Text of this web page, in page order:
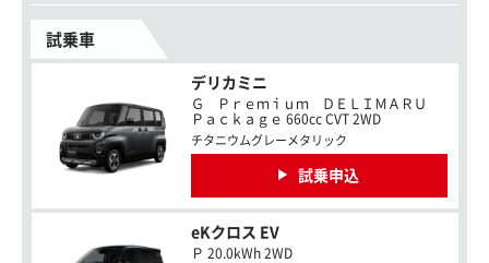
試乗車
デリカミニ
Ｇ Ｐｒｅｍｉｕｍ ＤＥＬＩＭＡＲＵ
Ｐａｃｋａｇｅ 660cc CVT 2WD
チタニウムグレーメタリック
試乗申込
eKクロス EV
Ｐ 20.0kWh 2WD